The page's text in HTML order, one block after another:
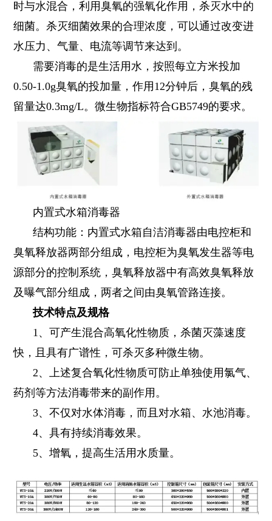
时与水混合，利用臭氧的强氧化作用，杀灭水中的
细菌。杀灭细菌效果的合理浓度，可以通过改变进
水压力、气量、电流等调节来达到。
需要消毒的是生活用水，按照每立方米投加
0.50-1.0g臭氧的投加量，作用12分钟后，臭氧的残
留量达0.3mg/L。微生物指标符合GB5749的要求。
内置式水箱消毒器
结构功能：内置式水箱自洁消毒器由电控柜和
臭氧释放器两部分组成，电控柜为臭氧发生器等电
源部分的控制系统，臭氧释放器中有高效臭氧释放
及曝气部分组成，两者之间由臭氧管路连接。
技术特点及规格
1、可产生混合高氧化性物质，杀菌灭藻速度
快，且具有广谱性，可杀灭多种微生物。
2、上述复合氧化性物质可防止单独使用氯气、
药剂等方法消毒带来的副作用。
3、不仅对水体消毒，而且对水箱、水池消毒。
4、具有持续消毒效果。
5、增氧，提高生活用水质量。